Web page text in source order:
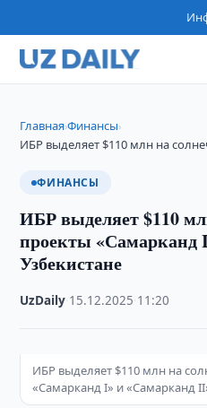
Главная›Финансы›
ИБР выделяет $110 млн на
ФИНАНСЫ
ИБР выделяет $110
проекты «Самарканд
Узбекистане
UzDaily 15.12.2025 11:20
ИБР выделяет $110 млн на
«Самарканд I» и «Самарканд